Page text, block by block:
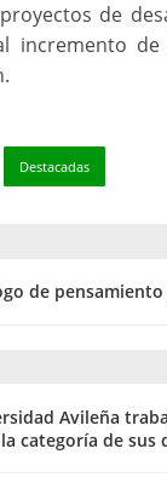
de
incremento de
Destacadas
de
Avileña
categoría de sus